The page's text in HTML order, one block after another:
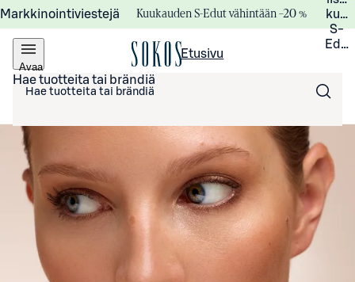
Markkinointiviestejä Kuukauden S-Edut vähintään –20 %
S-
Avaa
valikko
Etusivu
Hae tuotteita tai brändiä